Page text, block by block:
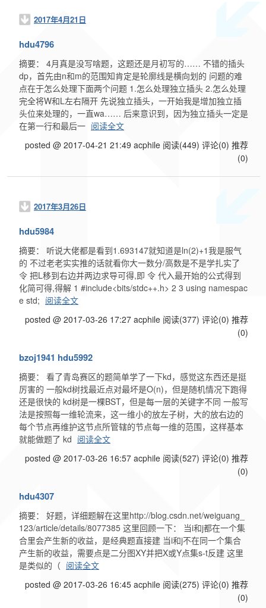
2017年4月21日
hdu4796
摘要： 4月真是没写啥题，这题还是月初写的…… 不错的插头
dp，首先由n和m的范围知肯定是轮廓线是横向划的 问题的难
点在于怎么处理下面两个问题 1.怎么处理独立插头 2.怎么处理
完全将W和L左右隔开 先说独立插头，一开始我是增加独立插
头位来处理的，一直wa…… 后来意识到，因为独立插头一定是
在第一行和最后一 阅读全文
posted @ 2017-04-21 21:49 acphile 阅读(449) 评论(0) 推荐
(0)
2017年3月26日
hdu5984
摘要： 听说大佬都是看到1.693147就知道是ln(2)+1我是服气
的 不过老老实实推的话就看你大一数分/高数是不是学扎实了
令 把L移到右边并两边求导可得,即 令 代入最开始的公式得到
化简可得,得解 1 #include<bits/stdc++.h> 2 3 using namespac
e std; 阅读全文
posted @ 2017-03-26 17:27 acphile 阅读(377) 评论(0) 推荐
(0)
bzoj1941 hdu5992
摘要： 看了青岛赛区的题简单学了一下kd，感觉这东西还是挺
厉害的 一般kd树找最近点对最坏是O(n)，但是随机情况下跑得
还是很快的 kd树是一棵BST，但是每一层的关键字不同 一般写
法是按照每一维轮流来，这一维小的放左子树，大的放右边的
每个节点再维护这节点所管辖的节点每一维的范围，这样基本
就能做题了 kd 阅读全文
posted @ 2017-03-26 16:57 acphile 阅读(527) 评论(0) 推荐
(0)
hdu4307
摘要： 好题，详细题解在这里http://blog.csdn.net/weiguang_
123/article/details/8077385 这里回顾一下： 当i和j都在一个集
合里会产生新的收益，是经典题直接建 当i和j不在同一个集合
产生新的收益，需要点是二分图XY并把X或Y点集s-t反建 这里
是类似的（ 阅读全文
posted @ 2017-03-26 16:45 acphile 阅读(275) 评论(0) 推荐
(0)